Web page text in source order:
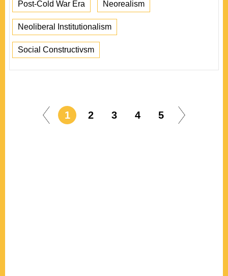
Post-Cold War Era Neorealism
Neoliberal Institutionalism
Social Constructivsm
1 2 3 4 5